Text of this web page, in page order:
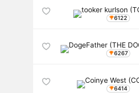
6122
6267
6414